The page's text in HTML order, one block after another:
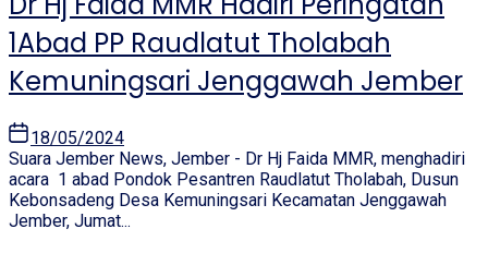
1Abad PP Raudlatut Tholabah
Kemuningsari Jenggawah Jember
18/05/2024
Suara Jember News, Jember - Dr Hj Faida MMR, menghadiri
acara 1 abad Pondok Pesantren Raudlatut Tholabah, Dusun
Kebonsadeng Desa Kemuningsari Kecamatan Jenggawah
Jember, Jumat...